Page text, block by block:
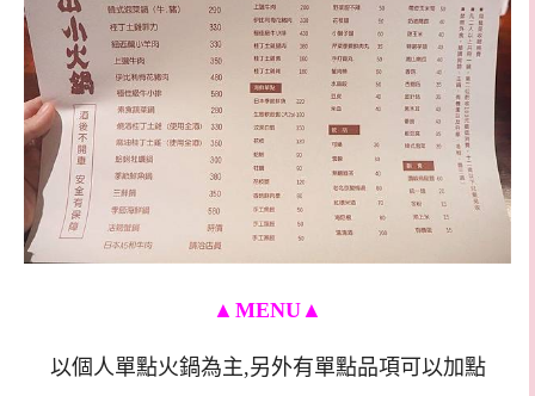
▲ MENU▲
以個人單點火鍋為主,另外有單點品項可以加點